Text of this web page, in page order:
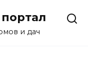
и дач